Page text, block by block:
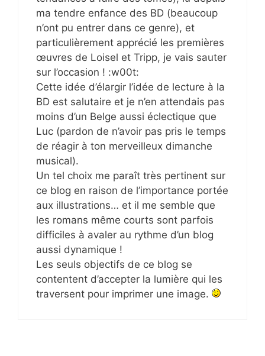
ma tendre enfance des BD (beaucoup
n’ont pu entrer dans ce genre), et
particulièrement apprécié les premières
œuvres de Loisel et Tripp, je vais sauter
sur l’occasion ! :w00t:
Cette idée d’élargir l’idée de lecture à la
BD est salutaire et je n’en attendais pas
moins d’un Belge aussi éclectique que
Luc (pardon de n’avoir pas pris le temps
de réagir à ton merveilleux dimanche
musical).
Un tel choix me paraît très pertinent sur
ce blog en raison de l’importance portée
aux illustrations… et il me semble que
les romans même courts sont parfois
difficiles à avaler au rythme d’un blog
aussi dynamique !
Les seuls objectifs de ce blog se
contentent d’accepter la lumière qui les
traversent pour imprimer une image.